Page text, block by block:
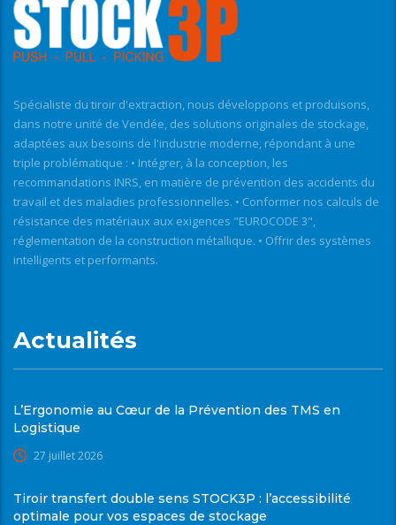
Spécialiste du tiroir d'extraction, nous développons et produisons,
dans notre unité de Vendée, des solutions originales de stockage,
adaptées aux besoins de l'industrie moderne, répondant à une
triple problématique : • Intégrer, à la conception, les
recommandations INRS, en matière de prévention des accidents du
travail et des maladies professionnelles. • Conformer nos calculs de
résistance des matériaux aux exigences "EUROCODE 3",
réglementation de la construction métallique. • Offrir des systèmes
intelligents et performants.
Actualités
L’Ergonomie au Cœur de la Prévention des TMS en
Logistique
27 juillet 2026
Tiroir transfert double sens STOCK3P : l’accessibilité
optimale pour vos espaces de stockage